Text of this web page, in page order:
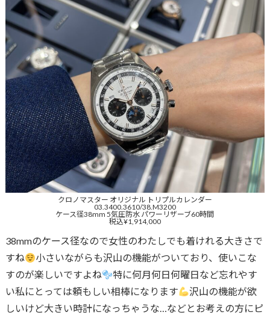
クロノマスター オリジナル トリプルカレンダー
03.3400.3610/38.M3200
ケース径38mm 5気圧防水 パワーリザーブ60時間
税込¥1,914,000
38mmのケース径なので女性のわたしでも着けれる大きさで
すね
小さいながらも沢山の機能がついており、使いこな
すのが楽しいですよね
特に何月何日何曜日など忘れやす
い私にとっては頼もしい相棒になります
沢山の機能が欲
しいけど大きい時計になっちゃうな…などとお考えの方にピ